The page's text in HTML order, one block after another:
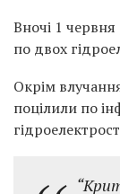
Вночі 1 червня
по двох
Окрім
поцілили по